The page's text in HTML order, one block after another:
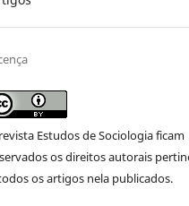
Estudos de Sociologia ficam
os direitos autorais
os artigos nela publicados.